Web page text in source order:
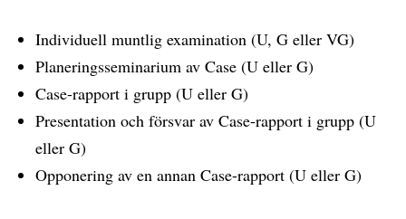
Individuell muntlig examination (U, G eller VG)
Planeringsseminarium av Case (U eller G)
Case-rapport i grupp (U eller G)
Presentation och försvar av Case-rapport i grupp (U
eller G)
Opponering av en annan Case-rapport (U eller G)